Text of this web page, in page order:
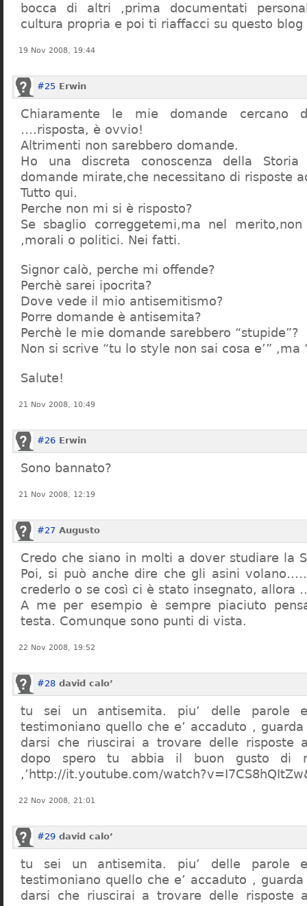
bocca di altri ,prima documentati
cultura propria e poi ti riaffacci su questo blog
19 Nov 2008, 19:44
#25 Erwin
Chiaramente le mie domande cercano
….risposta, è ovvio!
Altrimenti non sarebbero domande.
Ho una discreta conoscenza della
domande mirate,che necessitano di risposte
Tutto qui.
Perche non mi si è risposto?
Se sbaglio correggetemi,ma nel
,morali o politici. Nei fatti.
Signor calò, perche mi offende?
Perchè sarei ipocrita?
Dove vede il mio antisemitismo?
Porre domande è antisemita?
Perchè le mie domande sarebbero “stupide”?
Non si scrive “tu lo style non sai cosa e’” ,ma
Salute!
21 Nov 2008, 10:49
#26 Erwin
Sono bannato?
21 Nov 2008, 12:19
#27 Augusto
Credo che siano in molti a dover studiare la
Poi, si può anche dire che gli asini
crederlo o se così ci è stato insegnato,
A me per esempio è sempre piaciuto
testa. Comunque sono punti di vista.
22 Nov 2008, 19:52
#28 david calo’
tu sei un antisemita. piu’ delle parole
testimoniano quello che e’ accaduto , guarda
darsi che riuscirai a trovare delle risposte
dopo spero tu abbia il buon gusto di
,’http://it.youtube.com/
22 Nov 2008, 21:01
#29 david calo’
tu sei un antisemita. piu’ delle parole
testimoniano quello che e’ accaduto , guarda
darsi che riuscirai a trovare delle risposte